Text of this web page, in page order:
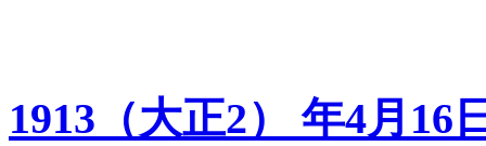
1913（大正2） 年4月16